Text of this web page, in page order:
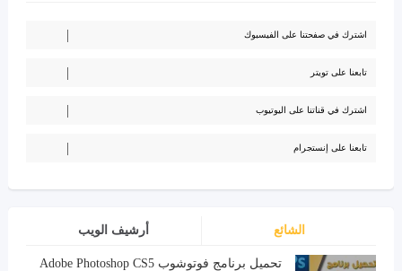
اشترك في صفحتنا على الفيسبوك
تابعنا على تويتر
اشترك في قناتنا على اليوتيوب
تابعنا على إنستجرام
الشائع أرشيف الويب
تحميل برنامج فوتوشوب Adobe Photoshop CS5